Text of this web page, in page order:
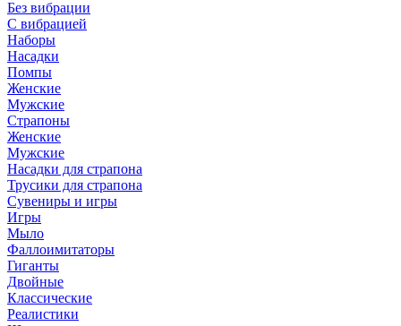
Без вибрации
С вибрацией
Наборы
Насадки
Помпы
Женские
Мужские
Страпоны
Женские
Мужские
Насадки для страпона
Трусики для страпона
Сувениры и игры
Игры
Мыло
Фаллоимитаторы
Гиганты
Двойные
Классические
Реалистики